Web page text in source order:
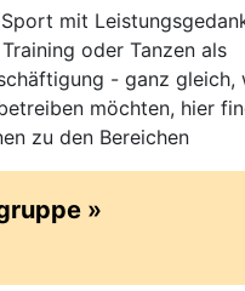
mit
oder Tanzen als
- ganz gleich,
möchten, hier
zu den Bereichen